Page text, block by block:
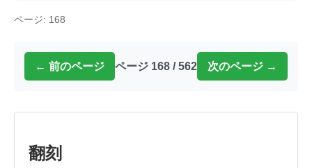
ページ: 168
← 前のページ ページ 168 / 562 次のページ →
翻刻